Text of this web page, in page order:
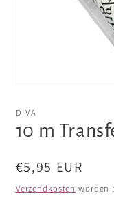
openen
in
modaal
DIVA
10 m
Normale
prijs
€5,95 EUR
Verzendkosten worden